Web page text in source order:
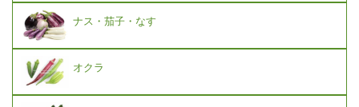
ナス・茄子・なす
オクラ